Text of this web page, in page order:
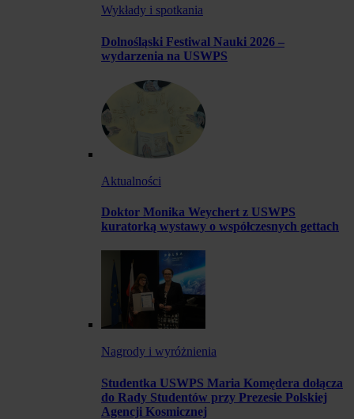
Wykłady i spotkania
Dolnośląski Festiwal Nauki 2026 –
wydarzenia na USWPS
Aktualności
Doktor Monika Weychert z USWPS
kuratorką wystawy o współczesnych gettach
Nagrody i wyróżnienia
Studentka USWPS Maria Komędera dołącza
do Rady Studentów przy Prezesie Polskiej
Agencji Kosmicznej